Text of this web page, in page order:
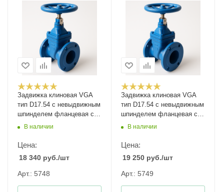
Задвижка клиновая VGA
тип D17.54 с невыдвижным
шпинделем фланцевая с
указателем положения
В наличии
Цена:
18 340 руб./шт
Арт.: 5748
Задвижка клиновая VGA
тип D17.54 с невыдвижным
шпинделем фланцевая с
указателем положения
В наличии
Цена:
19 250 руб./шт
Арт.: 5749